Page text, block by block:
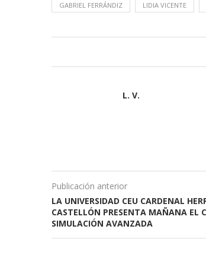
GABRIEL FERRÁNDIZ LIDIA VICENTE
L. V.
Publicación anterior
LA UNIVERSIDAD CEU CARDENAL
CASTELLÓN PRESENTA MAÑANA EL
SIMULACIÓN AVANZADA